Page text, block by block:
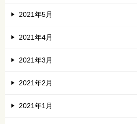
2021年5月
2021年4月
2021年3月
2021年2月
2021年1月